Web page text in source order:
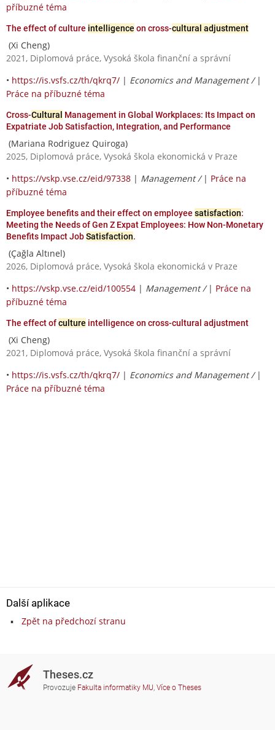
příbuzné téma
The effect of culture intelligence on cross-cultural adjustment
(Xi Cheng)
2021, Diplomová práce, Vysoká škola finanční a správní
• https://is.vsfs.cz/th/qkrq7/ | Economics and Management / |
Práce na příbuzné téma
Cross-Cultural Management in Global Workplaces: Its Impact on
Expatriate Job Satisfaction, Integration, and Performance
(Mariana Rodriguez Quiroga)
2025, Diplomová práce, Vysoká škola ekonomická v Praze
• https://vskp.vse.cz/eid/97338 | Management / | Práce na
příbuzné téma
Employee benefits and their effect on employee satisfaction:
Meeting the Needs of Gen Z Expat Employees: How Non-Monetary
Benefits Impact JobSatisfaction.
(Çağla Altınel)
2026, Diplomová práce, Vysoká škola ekonomická v Praze
• https://vskp.vse.cz/eid/100554 | Management / | Práce na
příbuzné téma
The effect ofculture intelligence on cross-cultural adjustment
(Xi Cheng)
2021, Diplomová práce, Vysoká škola finanční a správní
• https://is.vsfs.cz/th/qkrq7/ | Economics and Management / |
Práce na příbuzné téma
Další aplikace
Zpět na předchozí stranu
Theses.cz
Provozuje Fakulta informatiky MU, Více o Theses